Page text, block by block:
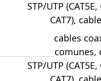
STP/UTP
CAT7),
cables
comunes,
STP/UTP